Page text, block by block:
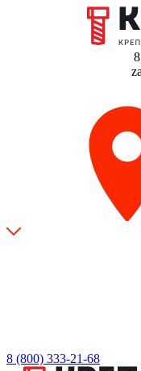
8 (800) 333-21-68